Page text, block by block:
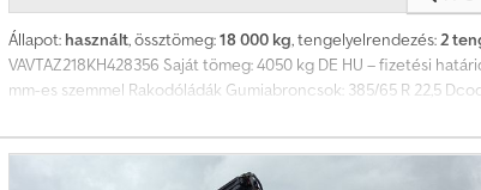
Állapot: használt, össztömeg:18 000 kg, tengelyelrendezés:2
VAVTAZ218KH428356 Saját tömeg: 4050 kg DE HU – fizetési
mm-es szemmel Rakodóládák Gumiabroncsok: 385/65 R 22,5
fenntartva. A leírás a jármű általános azonosítására szolgál, és
leírás. Ajánlatunk általában nem tartalmazza az új műszaki
szolgáltatására! A járműre hirdetés ragasztható és/vagy